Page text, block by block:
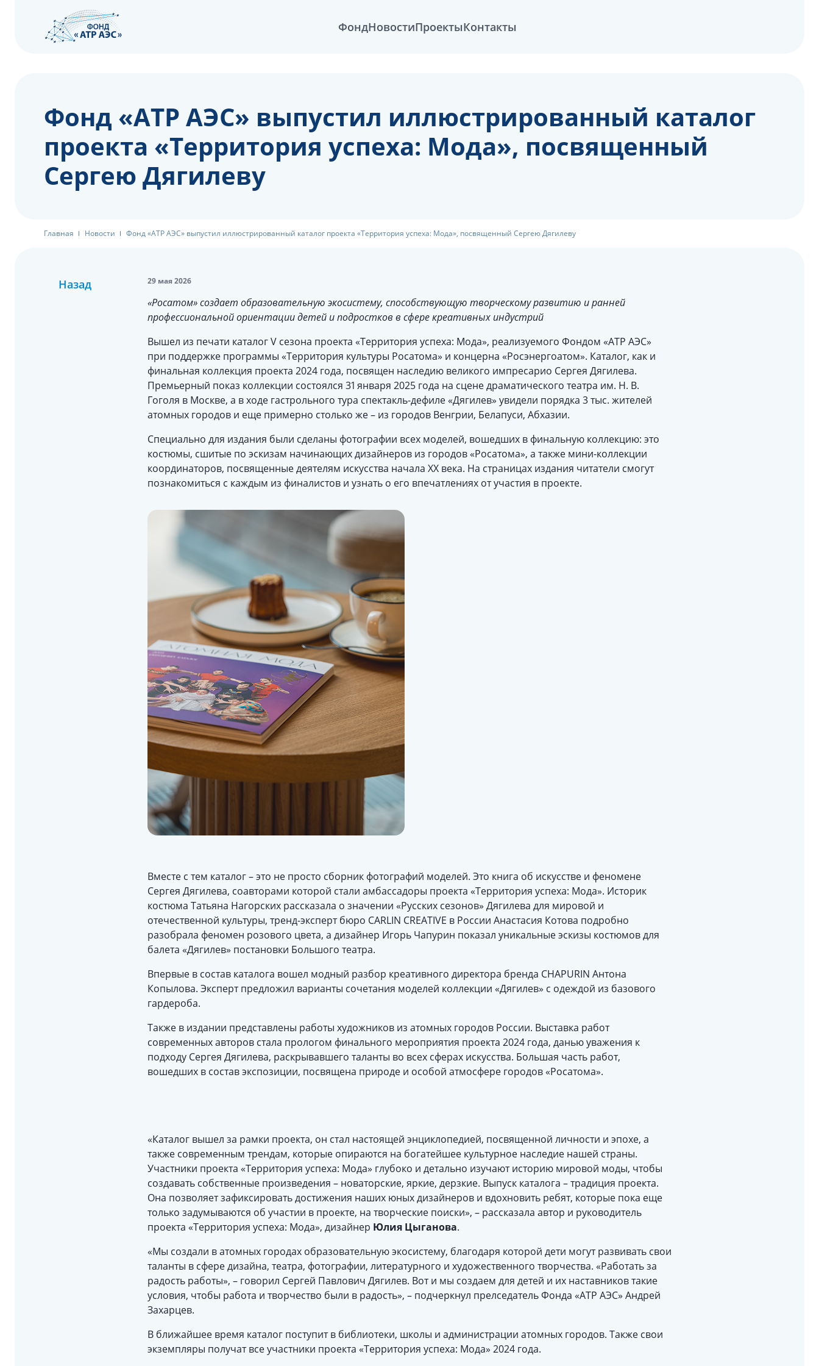
ФондНовостиПроектыКонтакты
Фонд «АТР АЭС» выпустил иллюстрированный каталог
проекта «Территория успеха: Мода», посвященный
Сергею Дягилеву
Главная Новости Фонд «АТР АЭС» выпустил иллюстрированный каталог проекта «Территория успеха: Мода», посвященный Сергею Дягилеву
Назад 29 мая 2026
«Росатом» создает образовательную экосистему, способствующую творческому развитию и ранней
профессиональной ориентации детей и подростков в сфере креативных индустрий
Вышел из печати каталог V сезона проекта «Территория успеха: Мода», реализуемого Фондом «АТР АЭС»
при поддержке программы «Территория культуры Росатома» и концерна «Росэнергоатом». Каталог, как и
финальная коллекция проекта 2024 года, посвящен наследию великого импресарио Сергея Дягилева.
Премьерный показ коллекции состоялся 31 января 2025 года на сцене драматического театра им. Н. В.
Гоголя в Москве, а в ходе гастрольного тура спектакль-дефиле «Дягилев» увидели порядка 3 тыс. жителей
атомных городов и еще примерно столько же – из городов Венгрии, Белапуси, Абхазии.
Специально для издания были сделаны фотографии всех моделей, вошедших в финальную коллекцию: это
костюмы, сшитые по эскизам начинающих дизайнеров из городов «Росатома», а также мини-коллекции
координаторов, посвященные деятелям искусства начала ХХ века. На страницах издания читатели смогут
познакомиться с каждым из финалистов и узнать о его впечатлениях от участия в проекте.
Вместе с тем каталог – это не просто сборник фотографий моделей. Это книга об искусстве и феномене
Сергея Дягилева, соавторами которой стали амбассадоры проекта «Территория успеха: Мода». Историк
костюма Татьяна Нагорских рассказала о значении «Русских сезонов» Дягилева для мировой и
отечественной культуры, тренд-эксперт бюро CARLIN CREATIVE в России Анастасия Котова подробно
разобрала феномен розового цвета, а дизайнер Игорь Чапурин показал уникальные эскизы костюмов для
балета «Дягилев» постановки Большого театра.
Впервые в состав каталога вошел модный разбор креативного директора бренда CHAPURIN Антона
Копылова. Эксперт предложил варианты сочетания моделей коллекции «Дягилев» с одеждой из базового
гардероба.
Также в издании представлены работы художников из атомных городов России. Выставка работ
современных авторов стала прологом финального мероприятия проекта 2024 года, данью уважения к
подходу Сергея Дягилева, раскрывавшего таланты во всех сферах искусства. Большая часть работ,
вошедших в состав экспозиции, посвящена природе и особой атмосфере городов «Росатома».
«Каталог вышел за рамки проекта, он стал настоящей энциклопедией, посвященной личности и эпохе, а
также современным трендам, которые опираются на богатейшее культурное наследие нашей страны.
Участники проекта «Территория успеха: Мода» глубоко и детально изучают историю мировой моды, чтобы
создавать собственные произведения – новаторские, яркие, дерзкие. Выпуск каталога – традиция проекта.
Она позволяет зафиксировать достижения наших юных дизайнеров и вдохновить ребят, которые пока еще
только задумываются об участии в проекте, на творческие поиски», – рассказала автор и руководитель
проекта «Территория успеха: Мода», дизайнер Юлия Цыганова.
«Мы создали в атомных городах образовательную экосистему, благодаря которой дети могут развивать свои
таланты в сфере дизайна, театра, фотографии, литературного и художественного творчества. «Работать за
радость работы», – говорил Сергей Павлович Дягилев. Вот и мы создаем для детей и их наставников такие
условия, чтобы работа и творчество были в радость», – подчеркнул прелседатель Фонда «АТР АЭС» Андрей
Захарцев.
В ближайшее время каталог поступит в библиотеки, школы и администрации атомных городов. Также свои
экземпляры получат все участники проекта «Территория успеха: Мода» 2024 года.